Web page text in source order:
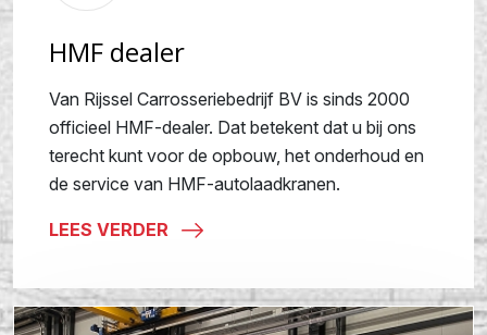
HMF dealer
Van Rijssel Carrosseriebedrijf BV is sinds 2000
officieel HMF-dealer. Dat betekent dat u bij ons
terecht kunt voor de opbouw, het onderhoud en
de service van HMF-autolaadkranen.
LEES VERDER